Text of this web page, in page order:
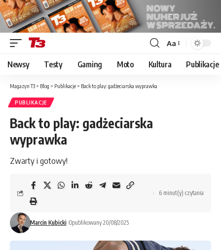
Font
Resizer
Aa
Newsy Testy Gaming Moto Kultura Publikacje
Magazyn T3 > Blog > Publikacje > Back to play: gadżeciarska wyprawka
PUBLIKACJE
Back to play: gadżeciarska
wyprawka
Zwarty i gotowy!
Marcin Kubicki Opublikowany 20/08/2025
6 minut(y) czytania